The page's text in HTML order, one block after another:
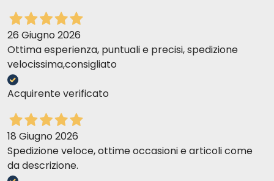
26 Giugno 2026
Ottima esperienza, puntuali e precisi, spedizione
velocissima,consigliato
Acquirente verificato
18 Giugno 2026
Spedizione veloce, ottime occasioni e articoli come
da descrizione.